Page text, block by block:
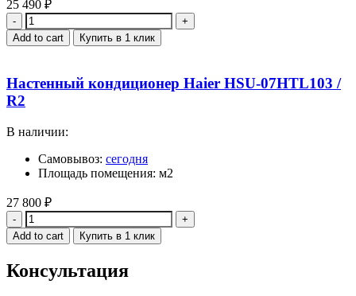
25 490 ₽
Quantity
Add to cart Купить в 1 клик
Настенный кондиционер Haier HSU-07HTL103 /
R2
В наличии:
Самовывоз: сегодня
Площадь помещения: м2
27 800 ₽
Quantity
Add to cart Купить в 1 клик
Консультация